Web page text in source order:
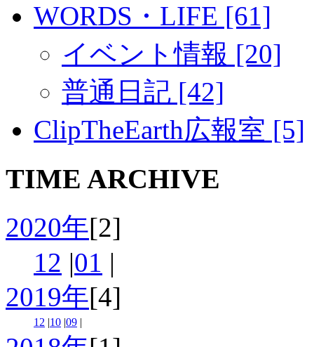
WORDS・LIFE [61]
イベント情報 [20]
普通日記 [42]
ClipTheEarth広報室 [5]
TIME ARCHIVE
2020年[2]
12 |01 |
2019年[4]
12 |10 |09 |